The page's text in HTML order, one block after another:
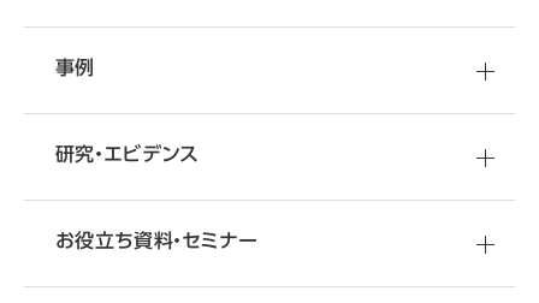
事例
研究・エビデンス
お役立ち資料・セミナー